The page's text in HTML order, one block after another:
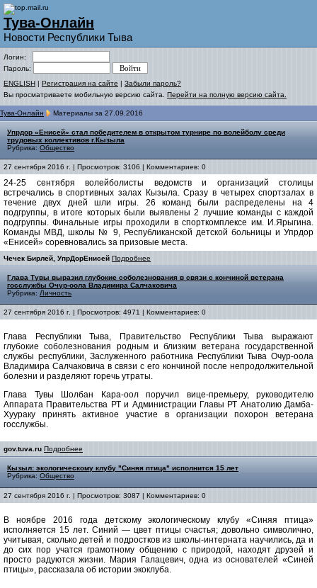
Тува-Онлайн
Новости Республики Тыва
Логин:
Пароль:
ENGLISH | Регистрация на сайте | Забыли пароль?
Вы просматриваете мобильную версию сайта. Перейти на полную версию сайта.
Тува-Онлайн Материалы за 27.09.2016
Упрдор «Енисей» стал победителем в открытом турнире по волейболу среди
трудовых коллективов г.Кызыла
Рубрика: Общество
27 сентября 2016 г. | Просмотров: 3106 | Комментариев: 0
24-25 сентября волейболисты ведомств и организаций столицы
встречались в спортивных залах Кызыла. Сразу в четырех спортзалах в
течение двух дней шли игры. 26 команд были распределены на 4
подгруппы, в итоге которых были выявлены 2 лучшие команды с каждой
подгруппы. Финальные игры проходили в спорткомплексе им. И.Ярыгина.
Команды МВД, школы № 9, Республиканской детской больницы и Упрдор
«Енисей» соревновались за призовые места.
Чечек Бирлей, УпрДорЕнисей Подробнее
Глава Тувы выразил глубокие соболезнования в связи с кончиной ветерана
госслужбы Очур-оола Владимира Салчаковича
Рубрика: Личность
27 сентября 2016 г. | Просмотров: 4971 | Комментариев: 0
Глава Республики Тыва, Правительство Республики Тыва выражают
глубокие соболезнования родным и близким ветерана государственной
службы республики, Заслуженного работника Республики Тыва Очур-оола
Владимира Салчаковича в связи с его кончиной после непродолжительной
болезни и разделяют горечь утраты.
Глава Тувы Шолбан Кара-оол поручил вице-премьеру, руководителю
Аппарата Правительства РТ и Администрации Главы РТ Анатолию Дамба-
Хуураку принять активное участие в организации похорон ветерана
госслужбы.
gov.tuva.ru Подробнее
Кызыл: экологическому клубу "Синяя птица" исполнится 15 лет
Рубрика: Общество
27 сентября 2016 г. | Просмотров: 3087 | Комментариев: 0
В ноябре 2016 года детскому экологическому клубу «Синяя птица»
исполняется 15 лет. Синий — цвет птицы счастья; довольно символично,
учитывая, сколько детей и подростков из школы-интерната научились, да и
до сих пор учатся грамотному общению с природой, находят друзей и
просто радуются жизни. Мария Галацевич, одна из основателей «Синей
птицы», рассказала об истории экоклуба.